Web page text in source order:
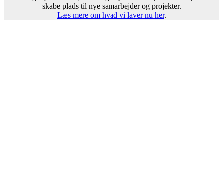
skabe plads til nye samarbejder og projekter.
Læs mere om hvad vi laver nu her.